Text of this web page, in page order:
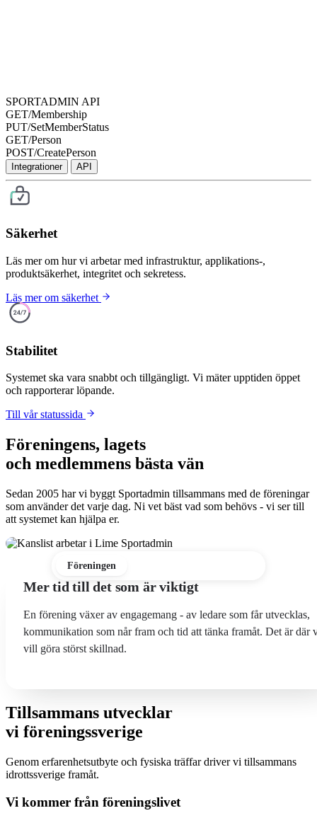
SPORTADMIN API
GET/Membership
PUT/SetMemberStatus
GET/Person
POST/CreatePerson
Integrationer API
Säkerhet
Läs mer om hur vi arbetar med infrastruktur, applikations-,
produktsäkerhet, integritet och sekretess.
Läs mer om säkerhet
Stabilitet
Systemet ska vara snabbt och tillgängligt. Vi mäter upptiden öppet
och rapporterar löpande.
Till vår statussida
Föreningens, lagets
och medlemmens bästa vän
Sedan 2005 har vi byggt Sportadmin tillsammans med de föreningar
som använder det varje dag. Ni vet bäst vad som behövs - vi ser till
att systemet kan hjälpa er.
Föreningen
Mer tid till det som är viktigt
En förening växer av engagemang - av ledare som får utvecklas,
kommunikation som når fram och tid att tänka framåt. Det är där
vill göra störst skillnad.
Tillsammans utvecklar
vi föreningssverige
Genom erfarenhetsutbyte och fysiska träffar driver vi tillsammans
idrottssverige framåt.
Vi kommer från föreningslivet